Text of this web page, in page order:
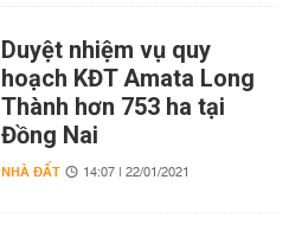
Duyệt nhiệm vụ quy
hoạch KĐT Amata Long
Thành hơn 753 ha tại
Đồng Nai
NHÀ ĐẤT 14:07 | 22/01/2021